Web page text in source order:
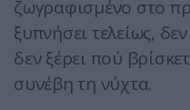
ζωγραφισμένο στο
ξυπνήσει τελείως,
δεν ξέρει πού
συνέβη τη νύχτα.